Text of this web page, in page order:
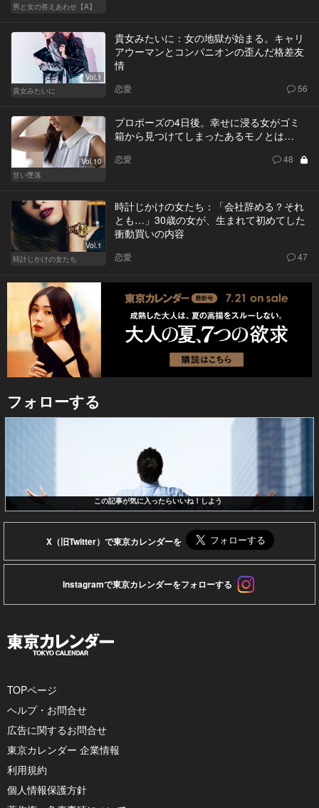
男と女の答えあわせ【A】
Vol.1
貴女みたいに
貴女みたいに：女の地獄が始まる。キャリ
アウーマンとコンパニオンの歪んだ格差友
情
恋愛 56
Vol.10
甘い墜落
プロポーズの4日後。幸せに浸る女がゴミ
箱から見つけてしまったあるモノとは…
恋愛 48
Vol.1
時計じかけの女たち
時計じかけの女たち：「会社辞める？それ
とも…」30歳の女が、生まれて初めてした
衝動買いの内容
恋愛 47
フォローする
この記事が気に入ったらいいね！しよう
X（旧Twitter）で東京カレンダーを
Instagramで東京カレンダーをフォローする
TOPページ
ヘルプ・お問合せ
広告に関するお問合せ
東京カレンダー 企業情報
利用規約
個人情報保護方針